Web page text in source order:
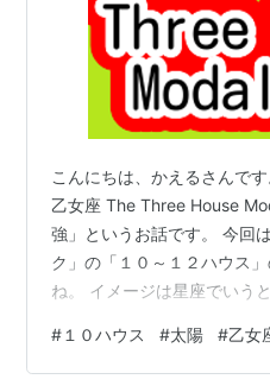
こんにちは、かえるさんで
乙女座 The Three House
強」というお話です。 今回
ク」の「１０～１２ハウス
ね。 イメージは星座でいう
やりたいことを実現して能
ウス）」でリフレッシュし
# １０ハウス #太陽 #乙女